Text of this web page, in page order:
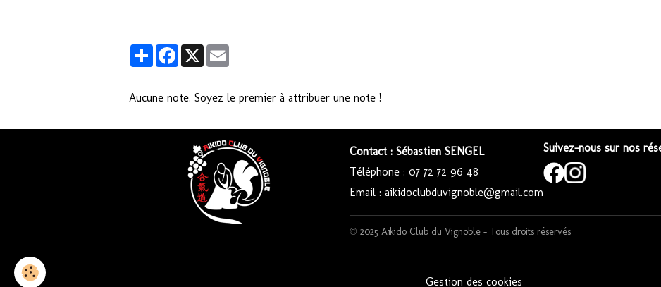
PartagerFacebook
X
Aucune note. Soyez le premier à attribuer une note !
Contact : Sébastien SENGEL
Téléphone : 07 72 72 96 48
Email : aikidoclubduvignoble@gmail.com
Suivez-nous sur nos
© 2025 Aïkido Club du Vignoble – Tous droits réservés
Gestion des cookies